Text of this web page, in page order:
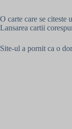
O carte care se citeste
Lansarea cartii
Site-ul a pornit ca o